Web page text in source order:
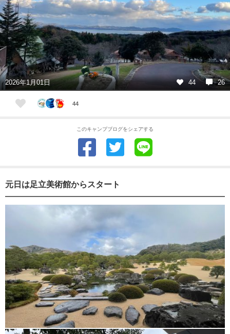
2026年1月01日 44 26
44
このキャンプブログをシェアする
元日は足立美術館からスタート